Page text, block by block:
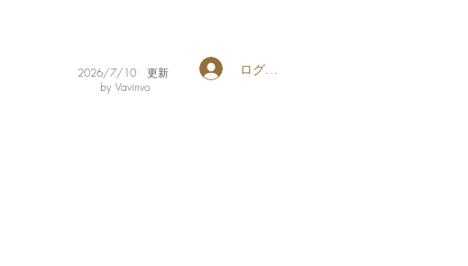
​2026/7/10 更新
by Vavinvo
ログイン